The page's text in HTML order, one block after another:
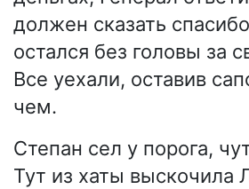
должен сказать
остался без головы за
Все уехали, оставив
чем.
Степан сел у порога,
Тут из хаты выскочила